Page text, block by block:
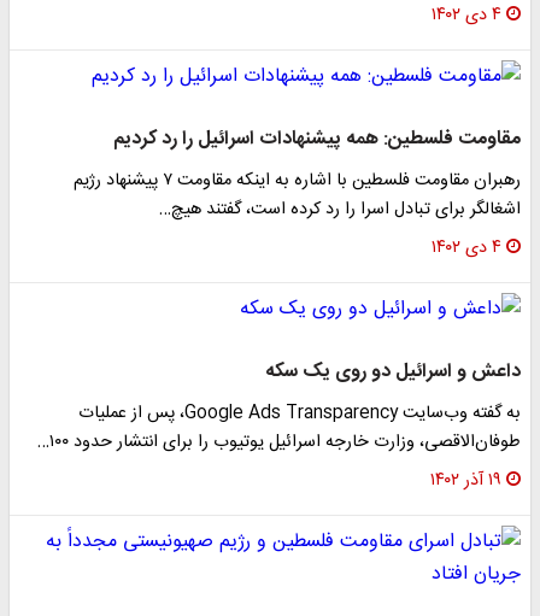
۴ دی ۱۴۰۲
مقاومت فلسطین: همه پیشنهادات اسرائیل را رد کردیم
رهبران مقاومت فلسطین با اشاره به اینکه مقاومت ۷ پیشنهاد رژیم
اشغالگر برای تبادل اسرا را رد کرده است، گفتند هیچ…
۴ دی ۱۴۰۲
داعش و اسرائیل دو روی یک سکه
به گفته وب‌سایت Google Ads Transparency، پس از عملیات
طوفان‌الاقصی، وزارت خارجه اسرائیل یوتیوب را برای انتشار حدود ۱۰۰…
۱۹ آذر ۱۴۰۲